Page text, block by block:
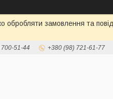
обробляти замовлення та
51-44 +380 (98) 721-61-77